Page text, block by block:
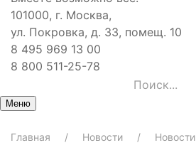
101000, г. Москва,
ул. Покровка, д. 33, помещ. 10
8 495 969 13 00
8 800 511-25-78
Меню
Главная Новости Новости